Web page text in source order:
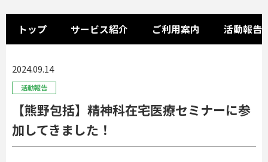
トップ サービス紹介 ご利用案内 活動報告
2024.09.14
活動報告
【熊野包括】精神科在宅医療セミナーに参
加してきました！